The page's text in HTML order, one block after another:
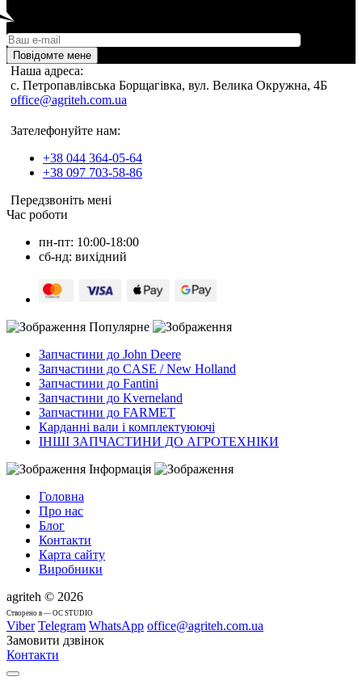
Повідомте мене
Наша адреса:
c. Петропавлівська Борщагівка, вул. Велика Окружна, 4Б
office@agriteh.com.ua
Зателефонуйте нам:
+38 044 364-05-64
+38 097 703-58-86
Передзвоніть мені
Час роботи
пн-пт: 10:00-18:00
сб-нд: вихідний
Популярне
Запчастини до John Deere
Запчастини до CASE / New Holland
Запчастини до Fantini
Запчастини до Kverneland
Запчастини до FARMET
Карданні вали і комплектуюючі
ІНШІ ЗАПЧАСТИНИ ДО АГРОТЕХНІКИ
Інформація
Головна
Про нас
Блог
Контакти
Карта сайту
Виробники
agriteh © 2026
Cтворено в — OC STUDIO
Viber Telegram WhatsApp office@agriteh.com.ua
Замовити дзвінок
Контакти